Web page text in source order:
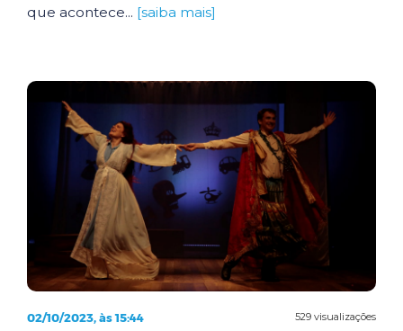
que acontece... [saiba mais]
529 visualizações
02/10/2023, às 15:44